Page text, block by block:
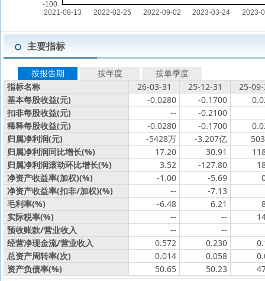
主要指标
按报告期 按年度
按单季度
指标名称
26-03-31 25-12-31
25-
基本每股收益(元)
-0.0280 -0.1700
扣非每股收益(元)
--
-0.2100
稀释每股收益(元)
-0.0280 -0.1700
归属净利润(元)
-5428万 -3.207亿
归属净利润同比增长(%)
17.20 30.91
归属净利润滚动环比增长(%)
3.52 -127.80
净资产收益率(加权)(%)
-1.00 -5.69
净资产收益率(扣非/加权)(%)
--
-7.13
毛利率(%)
-6.48 6.21
实际税率(%)
-- --
预收账款/营业收入
--
--
经营净现金流/营业收入
0.572 0.230
总资产周转率(次)
0.014 0.058
资产负债率(%)
50.65 50.23